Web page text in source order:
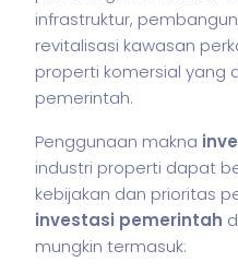
infrastruktur,
revitalisasi kawasan
properti komersial yang
pemerintah.
Penggunaan makna
industri properti dapat
kebijakan dan prioritas
investasi pemerintah
mungkin termasuk: